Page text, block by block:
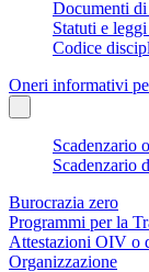
Documenti di
Statuti e
Codice
Oneri informativi
Scadenzario
Scadenzario
Burocrazia zero
Programmi per la
Attestazioni OIV o
Organizzazione